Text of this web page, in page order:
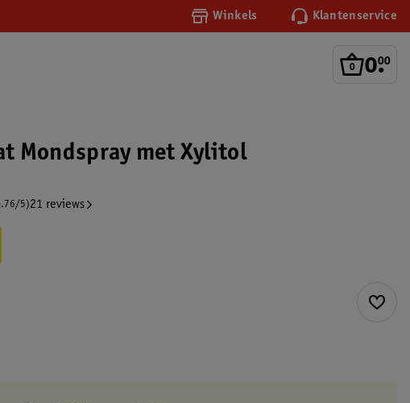
Winkels Klantenservice
0.
00
Mondspray met Xylitol
5)21 reviews